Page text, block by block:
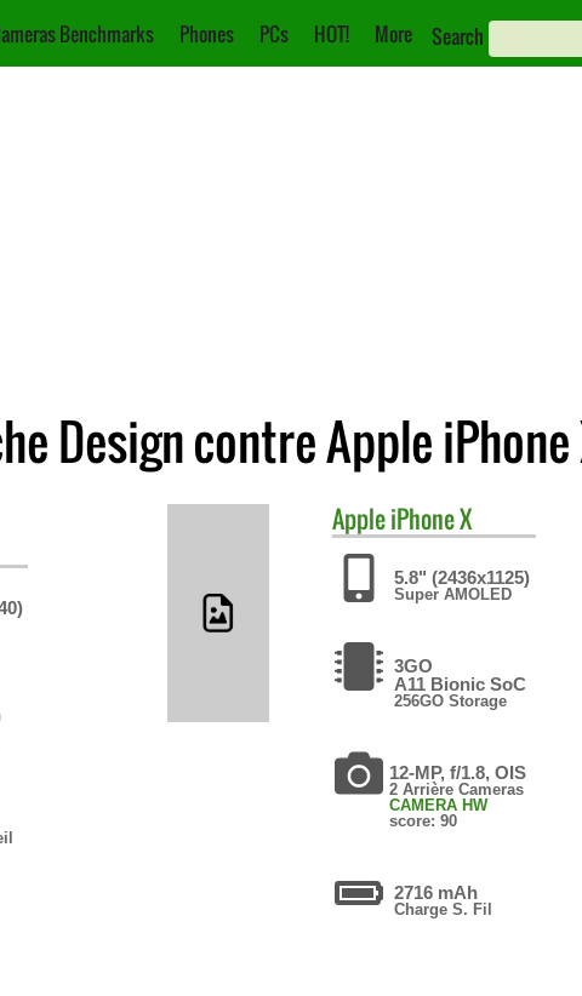
Benchmarks Phones PCs HOT! More Search
Design contre Apple iPhone
AppleiPhone X
5.8" (2436x1125)
Super AMOLED
3GO
A11 Bionic SoC
256GO Storage
12-MP, f/1.8, OIS
2 Arrière Cameras
CAMERA HW
score: 90
2716 mAh
Charge S. Fil